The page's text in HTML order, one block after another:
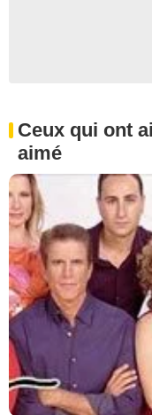
Ceux qui ont
aimé